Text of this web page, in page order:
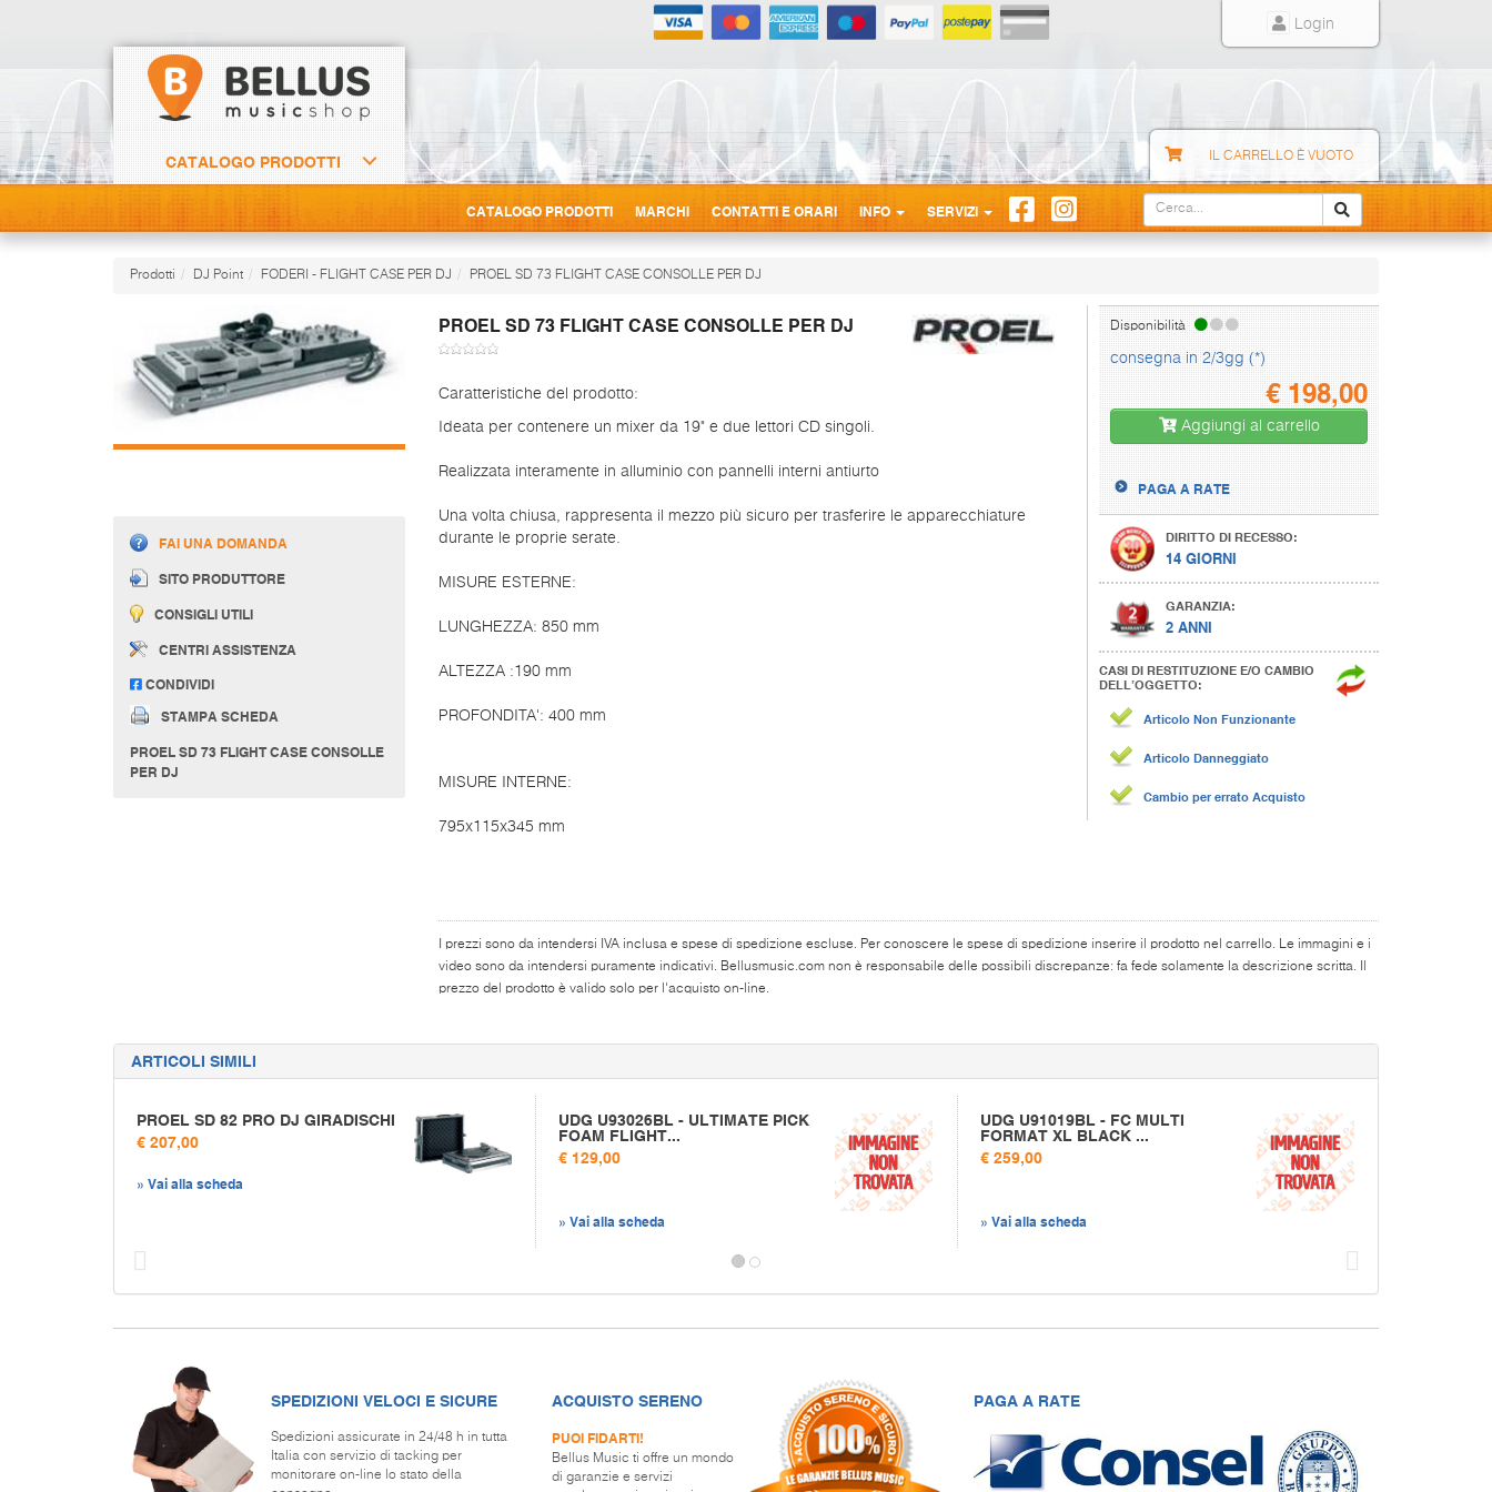
Login
CATALOGO PRODOTTI IL CARRELLO È VUOTO
CATALOGO PRODOTTI MARCHI CONTATTI E ORARI INFO SERVIZI
Prodotti DJ Point FODERI - FLIGHT CASE PER DJ PROEL SD 73 FLIGHT CASE CONSOLLE PER DJ
PROEL SD 73 FLIGHT CASE CONSOLLE PER DJ
FAI UNA DOMANDA
SITO PRODUTTORE
CONSIGLI UTILI
CENTRI ASSISTENZA
CONDIVIDI
STAMPA SCHEDA
PROEL SD 73 FLIGHT CASE CONSOLLE
PER DJ
Caratteristiche del prodotto:
Ideata per contenere un mixer da 19" e due lettori CD singoli.
Realizzata interamente in alluminio con pannelli interni antiurto
Una volta chiusa, rappresenta il mezzo più sicuro per trasferire le apparecchiature
durante le proprie serate.
MISURE ESTERNE:
LUNGHEZZA: 850 mm
ALTEZZA :190 mm
PROFONDITA': 400 mm
MISURE INTERNE:
795x115x345 mm
Disponibilità
consegna in 2/3gg (*)
€198,00
Aggiungi al carrello
PAGA A RATE
DIRITTO DI RECESSO:
14 GIORNI
GARANZIA:
2 ANNI
CASI DI RESTITUZIONE E/O CAMBIO
DELL’OGGETTO:
Articolo Non Funzionante
Articolo Danneggiato
Cambio per errato Acquisto
I prezzi sono da intendersi IVA inclusa e spese di spedizione escluse. Per conoscere le spese di spedizione inserire il prodotto nel carrello. Le immagini e i
video sono da intendersi puramente indicativi. Bellusmusic.com non è responsabile delle possibili discrepanze: fa fede solamente la descrizione scritta. Il
prezzo del prodotto è valido solo per l'acquisto on-line.
ARTICOLI SIMILI
PROEL SD 82 PRO DJ GIRADISCHI
€ 207,00
» Vai alla scheda
UDG U93026BL - ULTIMATE PICK
FOAM FLIGHT...
€ 129,00
» Vai alla scheda
UDG U91019BL - FC MULTI
FORMAT XL BLACK ...
€ 259,00
» Vai alla scheda
SPEDIZIONI VELOCI E SICURE
Spedizioni assicurate in 24/48 h in tutta
Italia con servizio di tacking per
monitorare on-line lo stato della
ACQUISTO SERENO
PUOI FIDARTI!
Bellus Music ti offre un mondo
di garanzie e servizi
PAGA A RATE